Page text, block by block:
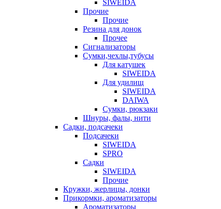
SIWEIDA
Прочие
Прочие
Резина для донок
Прочее
Сигнализаторы
Сумки,чехлы,тубусы
Для катушек
SIWEIDA
Для удилищ
SIWEIDA
DAIWA
Сумки, рюкзаки
Шнуры, фалы, нити
Садки, подсачеки
Подсачеки
SIWEIDA
SPRO
Садки
SIWEIDA
Прочие
Кружки, жерлицы, донки
Прикормки, ароматизаторы
Ароматизаторы